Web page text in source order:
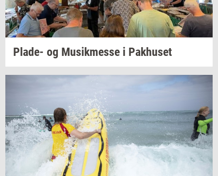
Plade-​ og Mu­sik­mes­se i Pak­hu­set